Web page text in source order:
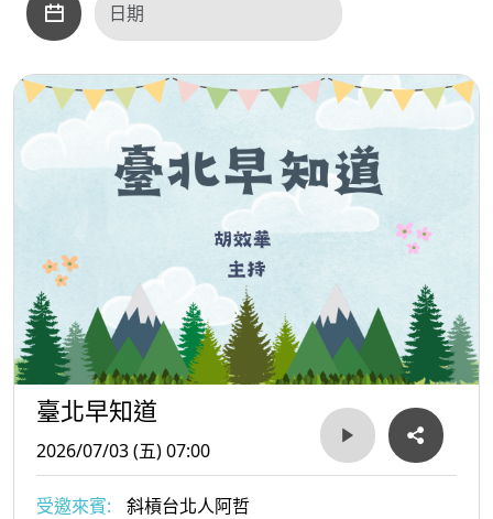
臺北早知道
2026/07/03 (五) 07:00
受邀來賓:
斜槓台北人阿哲